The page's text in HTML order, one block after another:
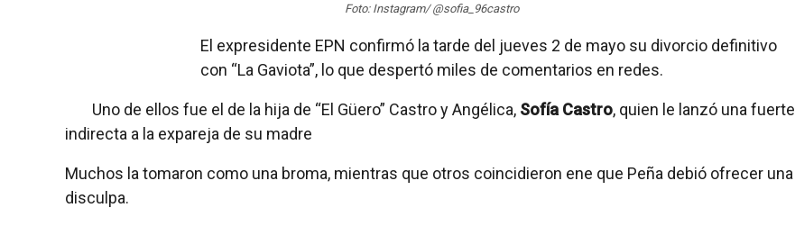
Foto: Instagram/ @sofia_96castro
El expresidente EPN confirmó la tarde del jueves 2 de mayo su divorcio definitivo
con “La Gaviota”, lo que despertó miles de comentarios en redes.
Uno de ellos fue el de la hija de “El Güero” Castro y Angélica, Sofía Castro, quien le lanzó una fuerte
indirecta a la expareja de su madre
Muchos la tomaron como una broma, mientras que otros coincidieron ene que Peña debió ofrecer una
disculpa.